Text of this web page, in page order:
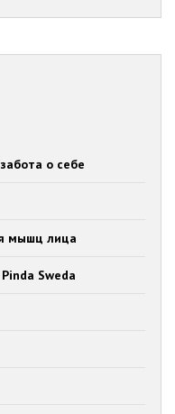
о себе
мышц лица
Sweda